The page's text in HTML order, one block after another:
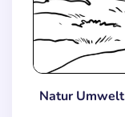
Natur Umwelt